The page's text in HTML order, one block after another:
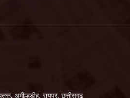
अमील्हडीह, रायपुर, छत्तीसगढ़